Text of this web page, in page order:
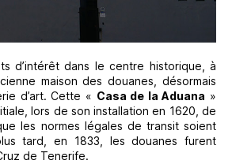
d’intérêt dans le centre historique, à
maison des douanes, désormais
d’art. Cette « Casa de la Aduana »
lors de son installation en 1620, de
les normes légales de transit soient
tard, en 1833, les douanes furent
de Tenerife.